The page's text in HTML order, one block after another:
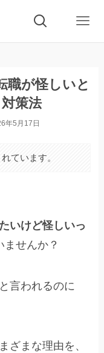
職が怪しいと
策法
年5月17日
ています。
いけど怪しいっ
せんか？
言われるのに
ざまな理由を、